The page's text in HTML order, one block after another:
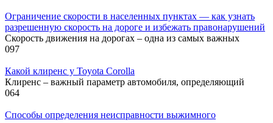
Ограничение скорости в населенных пунктах — как узнать
разрешенную скорость на дороге и избежать правонарушений
Скорость движения на дорогах – одна из самых важных
097
Какой клиренс у Toyota Corolla
Клиренс – важный параметр автомобиля, определяющий
064
Способы определения неисправности выжимного